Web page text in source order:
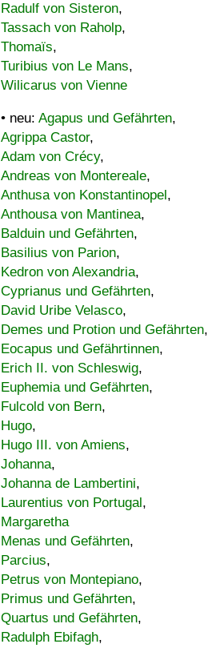
Radulf von Sisteron,
Tassach von Raholp,
Thomaïs,
Turibius von Le Mans,
Wilicarus von Vienne
• neu: Agapus und Gefährten,
Agrippa Castor,
Adam von Crécy,
Andreas von Montereale,
Anthusa von Konstantinopel,
Anthousa von Mantinea,
Balduin und Gefährten,
Basilius von Parion,
Kedron von Alexandria,
Cyprianus und Gefährten,
David Uribe Velasco,
Demes und Protion und Gefährten,
Eocapus und Gefährtinnen,
Erich II. von Schleswig,
Euphemia und Gefährten,
Fulcold von Bern,
Hugo,
Hugo III. von Amiens,
Johanna,
Johanna de Lambertini,
Laurentius von Portugal,
Margaretha
Menas und Gefährten,
Parcius,
Petrus von Montepiano,
Primus und Gefährten,
Quartus und Gefährten,
Radulph Ebifagh,